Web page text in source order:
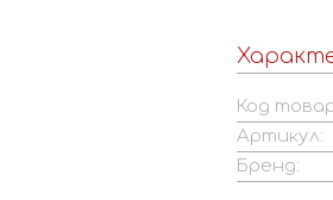
Код
Артикул:
Бренд: